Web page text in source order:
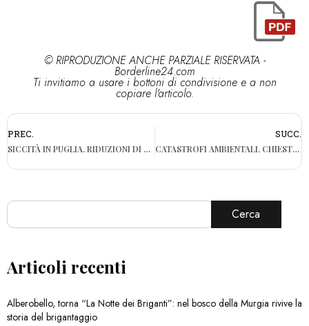
© RIPRODUZIONE ANCHE PARZIALE RISERVATA -
Borderline24.com
Ti invitiamo a usare i bottoni di condivisione e a non
copiare l'articolo.
PREC.
SICCITÀ IN PUGLIA, RIDUZIONI DI PRESSIONE A CAUSA DELLA CRISI IDRICA
SUCC.
CATASTROFI AMBIENTALI, CHIESTO UN FONDO PER DANNI AMBIENTALI
Cerca
Articoli recenti
Alberobello, torna “La Notte dei Briganti”: nel bosco della Murgia rivive la
storia del brigantaggio